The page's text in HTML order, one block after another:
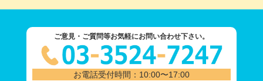
ご意見・ご質問等お気軽にお問い合わせ下さい。
お電話受付時間：10:00〜17:00